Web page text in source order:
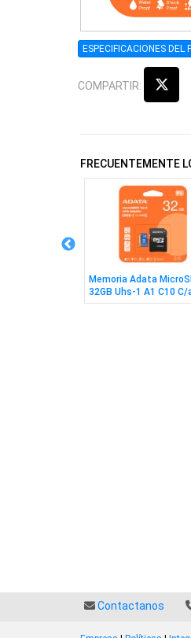
ESPECIFICACIONES DEL
COMPARTIR:
FRECUENTEMENTE
Memoria Adata
32GB Uhs-1 A1 C10 C/
Contactanos